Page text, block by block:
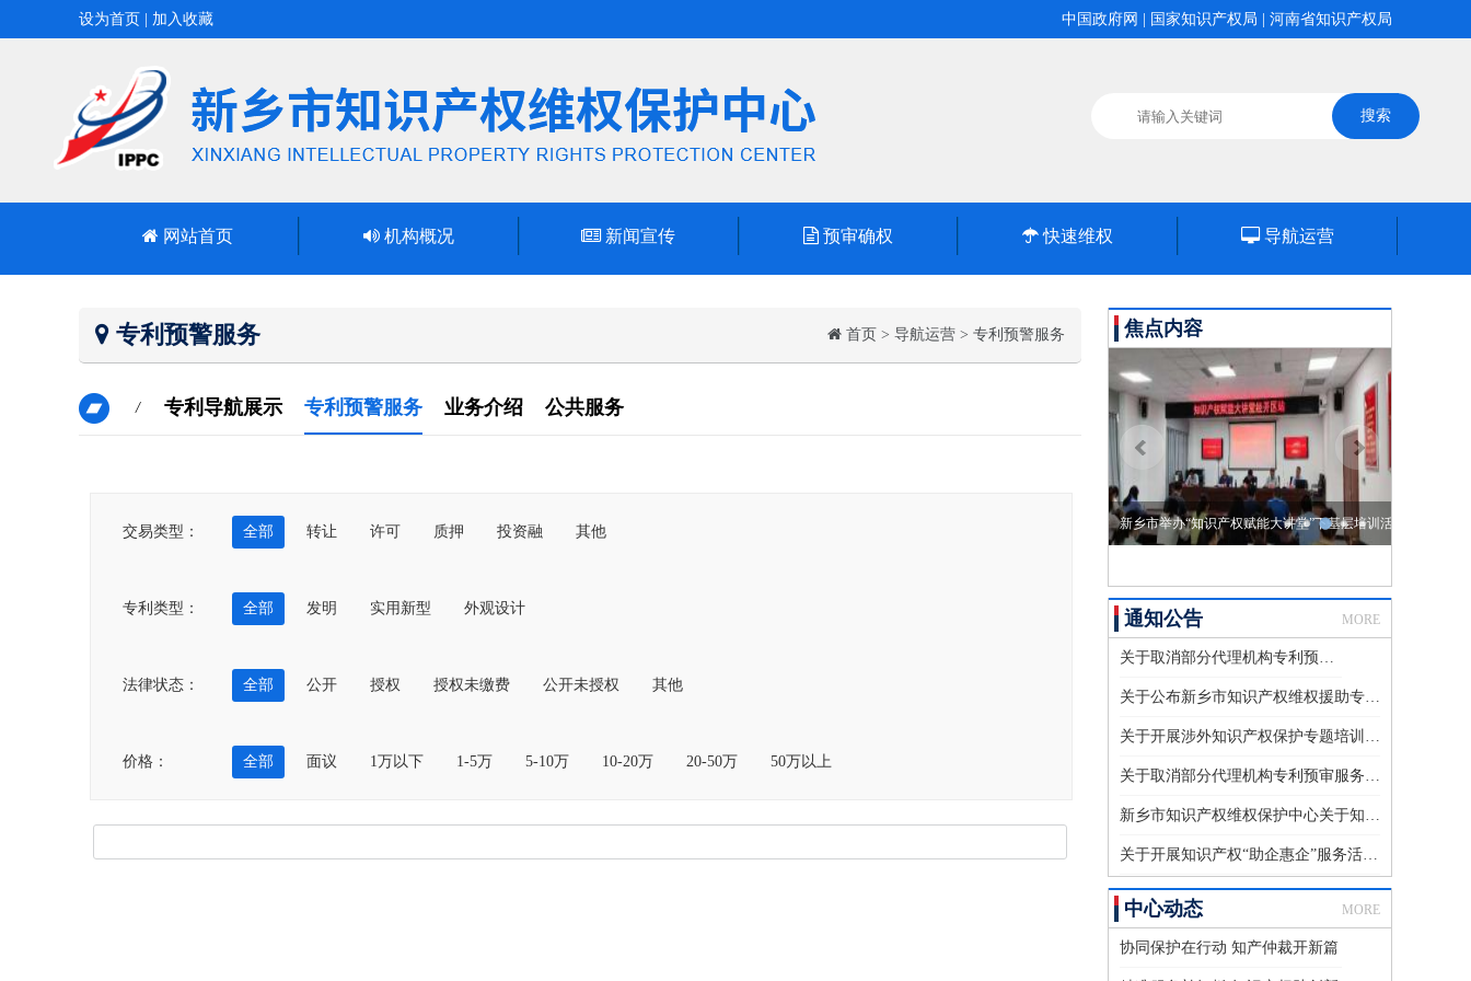
设为首页 加入收藏 中国政府网 国家知识产权局 河南省知识产权局
网站首页 机构概况 新闻宣传 预审确权 快速维权 导航运营
专利预警服务 首页 > 导航运营 > 专利预警服务
/ 专利导航展示 专利预警服务 业务介绍 公共服务
交易类型： 全部 转让 许可 质押 投资融 其他
专利类型： 全部 发明 实用新型 外观设计
法律状态： 全部 公开 授权 授权未缴费 公开未授权 其他
价格： 全部 面议 1万以下 1-5万 5-10万 10-20万 20-50万 50万以上
焦点内容
共建校外实践基地 共促双方合作发展
通知公告 MORE
关于取消部分代理机构专利预审服务注册登记的公告
关于公布新乡市知识产权维权援助专家库入库专家名单的通知
关于开展涉外知识产权保护专题培训的通知
关于取消部分代理机构专利预审服务注册登记的公告
新乡市知识产权维权保护中心关于知识产权维权援助专家库拟入库名单的公示
关于开展知识产权“助企惠企”服务活动的通知
中心动态 MORE
协同保护在行动 知产仲裁开新篇